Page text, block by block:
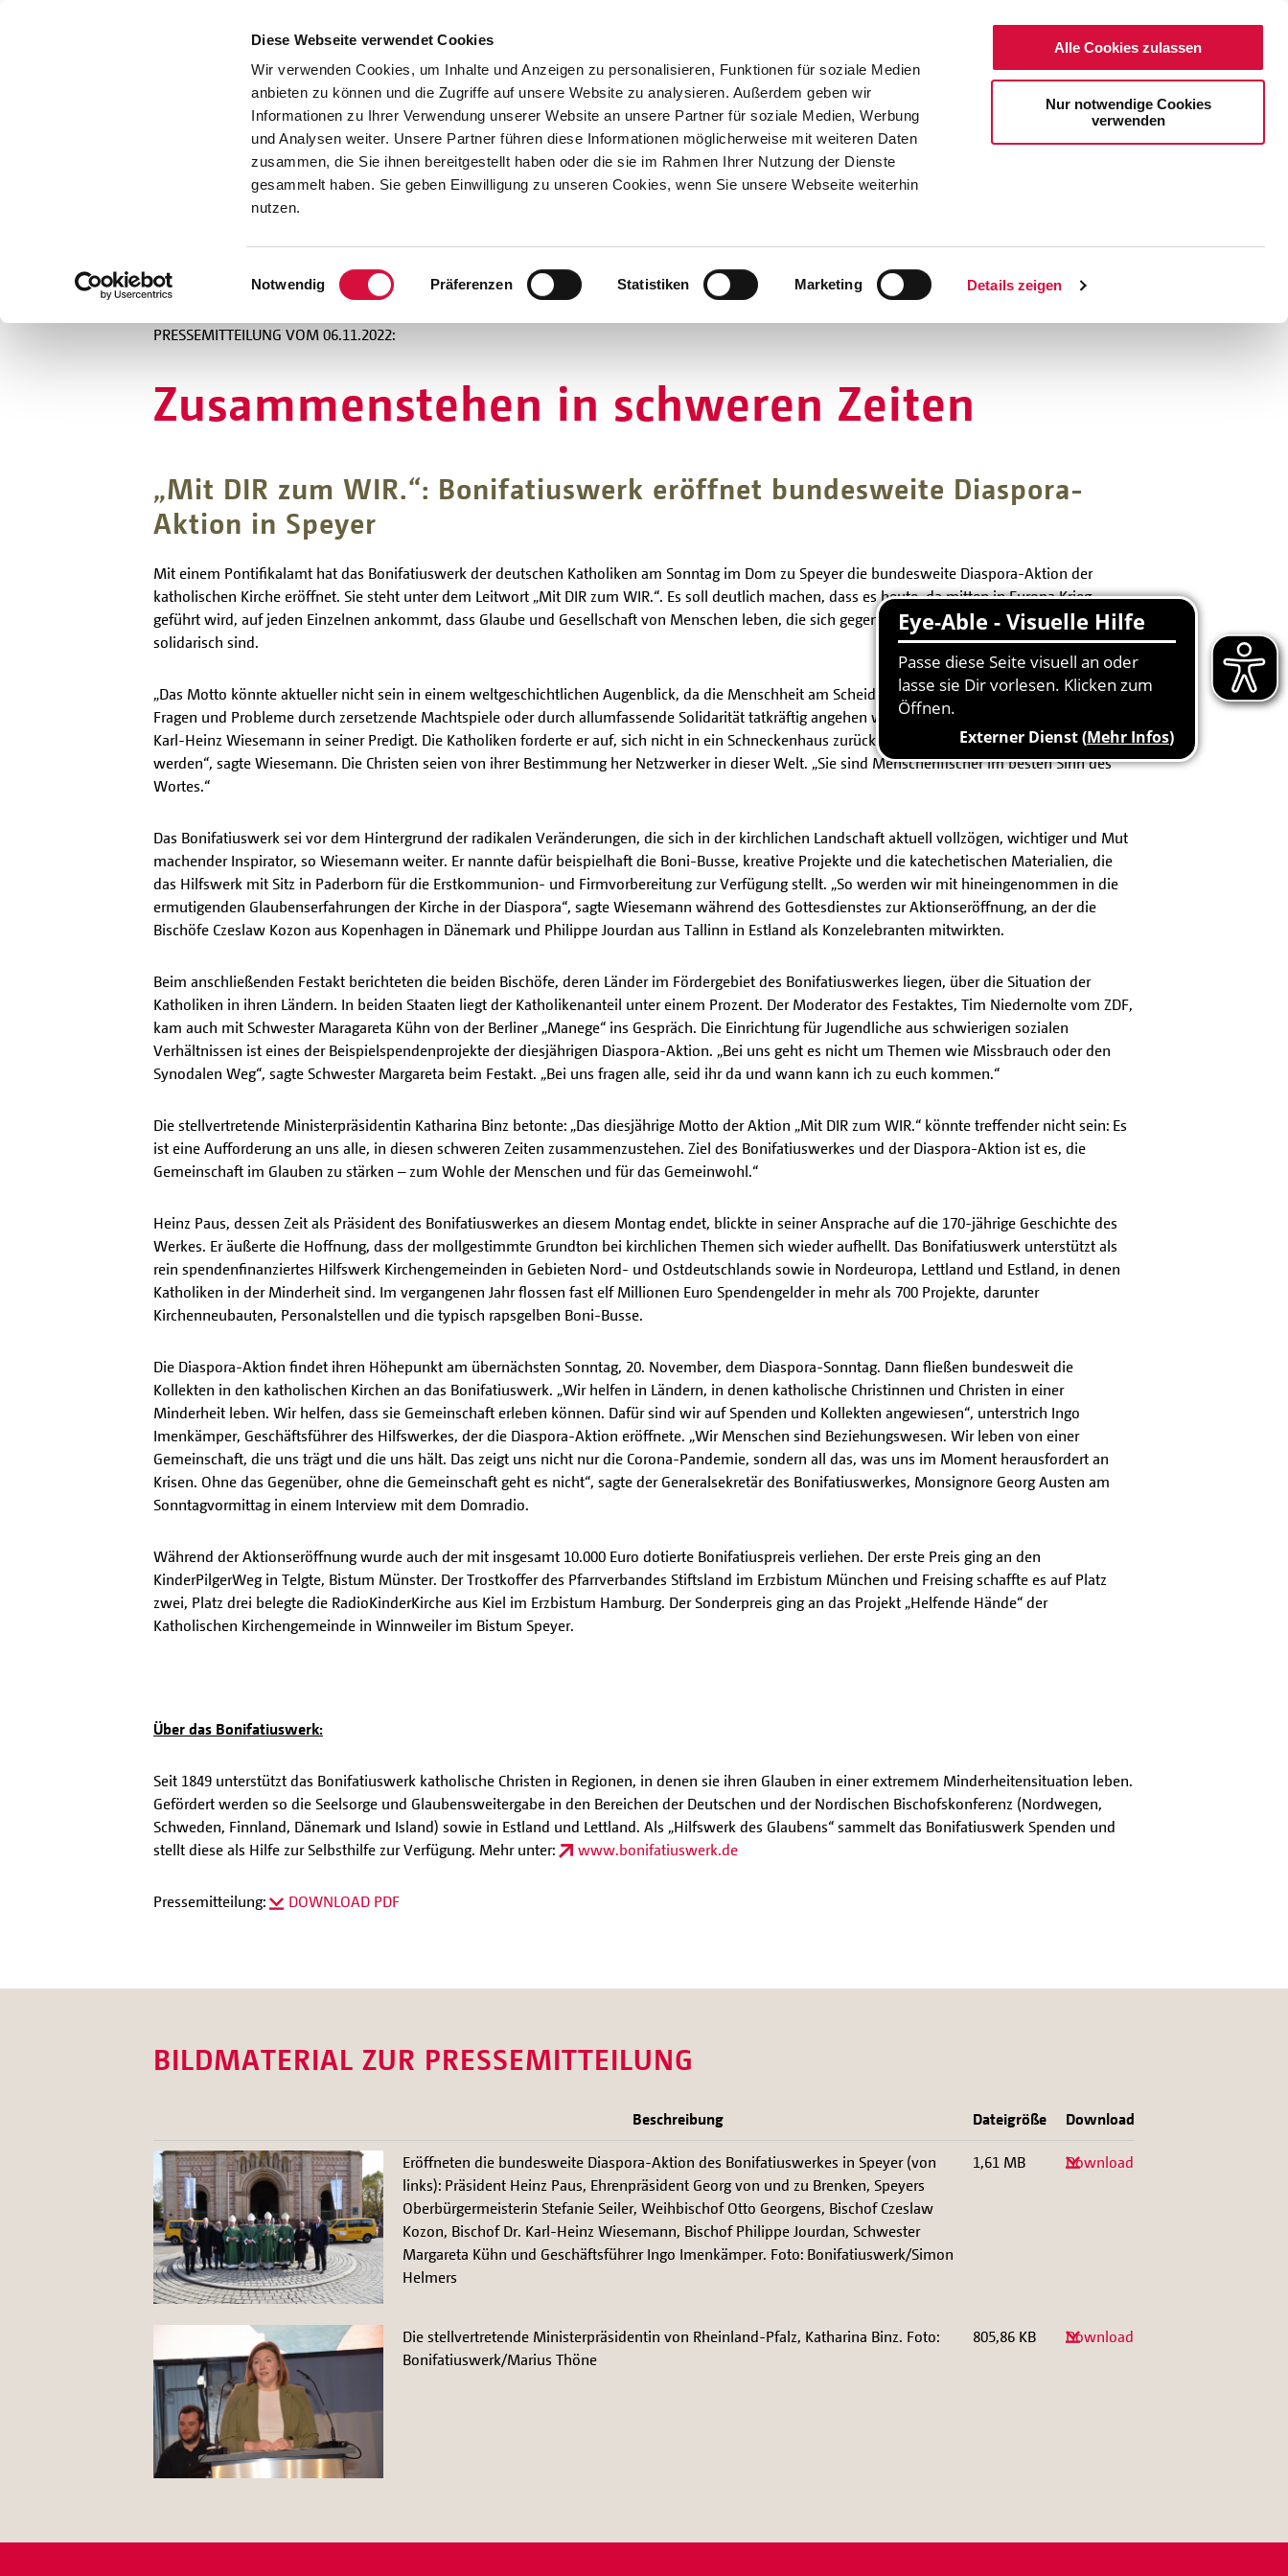
Diese Webseite verwendet Cookies
Wir verwenden Cookies, um Inhalte und Anzeigen zu personalisieren, Funktionen für soziale Medien
anbieten zu können und die Zugriffe auf unsere Website zu analysieren. Außerdem geben wir
Informationen zu Ihrer Verwendung unserer Website an unsere Partner für soziale Medien, Werbung
und Analysen weiter. Unsere Partner führen diese Informationen möglicherweise mit weiteren Daten
zusammen, die Sie ihnen bereitgestellt haben oder die sie im Rahmen Ihrer Nutzung der Dienste
gesammelt haben. Sie geben Einwilligung zu unseren Cookies, wenn Sie unsere Webseite weiterhin
nutzen.
Einwilligungsauswahl
Notwendig Präferenzen Statistiken Marketing Details zeigen
Alle Cookies zulassen
Nur notwendige Cookies
verwenden
Hilfen
Unterstützen
Projekte
PRESSEMITTEILUNG VOM 06.11.2022:
Zusammenstehen in schweren Zeiten
„Mit DIR zum WIR.“: Bonifatiuswerk eröffnet bundesweite Diaspora-
Aktion in Speyer
Mit einem Pontifikalamt hat das Bonifatiuswerk der deutschen Katholiken am Sonntag im Dom zu Speyer die bundesweite Diaspora-Aktion der
katholischen Kirche eröffnet. Sie steht unter dem Leitwort „Mit DIR zum WIR.“. Es soll deutlich machen, dass es heute, da mitten in Europa Krieg
geführt wird, auf jeden Einzelnen ankommt, dass Glaube und Gesellschaft von Menschen leben, die sich gegenseitig bestärken und untereinander
solidarisch sind.
„Das Motto könnte aktueller nicht sein in einem weltgeschichtlichen Augenblick, da die Menschheit am Scheideweg steht, ob sie die großen globalen
Fragen und Probleme durch zersetzende Machtspiele oder durch allumfassende Solidarität tatkräftig angehen will“, sagte der Speyerer Bischof Dr.
Karl-Heinz Wiesemann in seiner Predigt. Die Katholiken forderte er auf, sich nicht in ein Schneckenhaus zurückzuziehen. „Wir dürfen nicht zur Sekte
werden“, sagte Wiesemann. Die Christen seien von ihrer Bestimmung her Netzwerker in dieser Welt. „Sie sind Menschenfischer im besten Sinn des
Wortes.“
Das Bonifatiuswerk sei vor dem Hintergrund der radikalen Veränderungen, die sich in der kirchlichen Landschaft aktuell vollzögen, wichtiger und Mut
machender Inspirator, so Wiesemann weiter. Er nannte dafür beispielhaft die Boni-Busse, kreative Projekte und die katechetischen Materialien, die
das Hilfswerk mit Sitz in Paderborn für die Erstkommunion- und Firmvorbereitung zur Verfügung stellt. „So werden wir mit hineingenommen in die
ermutigenden Glaubenserfahrungen der Kirche in der Diaspora“, sagte Wiesemann während des Gottesdienstes zur Aktionseröffnung, an der die
Bischöfe Czeslaw Kozon aus Kopenhagen in Dänemark und Philippe Jourdan aus Tallinn in Estland als Konzelebranten mitwirkten.
Beim anschließenden Festakt berichteten die beiden Bischöfe, deren Länder im Fördergebiet des Bonifatiuswerkes liegen, über die Situation der
Katholiken in ihren Ländern. In beiden Staaten liegt der Katholikenanteil unter einem Prozent. Der Moderator des Festaktes, Tim Niedernolte vom ZDF,
kam auch mit Schwester Maragareta Kühn von der Berliner „Manege“ ins Gespräch. Die Einrichtung für Jugendliche aus schwierigen sozialen
Verhältnissen ist eines der Beispielspendenprojekte der diesjährigen Diaspora-Aktion. „Bei uns geht es nicht um Themen wie Missbrauch oder den
Synodalen Weg“, sagte Schwester Margareta beim Festakt. „Bei uns fragen alle, seid ihr da und wann kann ich zu euch kommen.“
Die stellvertretende Ministerpräsidentin Katharina Binz betonte: „Das diesjährige Motto der Aktion „Mit DIR zum WIR.“ könnte treffender nicht sein: Es
ist eine Aufforderung an uns alle, in diesen schweren Zeiten zusammenzustehen. Ziel des Bonifatiuswerkes und der Diaspora-Aktion ist es, die
Gemeinschaft im Glauben zu stärken – zum Wohle der Menschen und für das Gemeinwohl.“
Heinz Paus, dessen Zeit als Präsident des Bonifatiuswerkes an diesem Montag endet, blickte in seiner Ansprache auf die 170-jährige Geschichte des
Werkes. Er äußerte die Hoffnung, dass der mollgestimmte Grundton bei kirchlichen Themen sich wieder aufhellt. Das Bonifatiuswerk unterstützt als
rein spendenfinanziertes Hilfswerk Kirchengemeinden in Gebieten Nord- und Ostdeutschlands sowie in Nordeuropa, Lettland und Estland, in denen
Katholiken in der Minderheit sind. Im vergangenen Jahr flossen fast elf Millionen Euro Spendengelder in mehr als 700 Projekte, darunter
Kirchenneubauten, Personalstellen und die typisch rapsgelben Boni-Busse.
Die Diaspora-Aktion findet ihren Höhepunkt am übernächsten Sonntag, 20. November, dem Diaspora-Sonntag. Dann fließen bundesweit die
Kollekten in den katholischen Kirchen an das Bonifatiuswerk. „Wir helfen in Ländern, in denen katholische Christinnen und Christen in einer
Minderheit leben. Wir helfen, dass sie Gemeinschaft erleben können. Dafür sind wir auf Spenden und Kollekten angewiesen“, unterstrich Ingo
Imenkämper, Geschäftsführer des Hilfswerkes, der die Diaspora-Aktion eröffnete. „Wir Menschen sind Beziehungswesen. Wir leben von einer
Gemeinschaft, die uns trägt und die uns hält. Das zeigt uns nicht nur die Corona-Pandemie, sondern all das, was uns im Moment herausfordert an
Krisen. Ohne das Gegenüber, ohne die Gemeinschaft geht es nicht“, sagte der Generalsekretär des Bonifatiuswerkes, Monsignore Georg Austen am
Sonntagvormittag in einem Interview mit dem Domradio.
Während der Aktionseröffnung wurde auch der mit insgesamt 10.000 Euro dotierte Bonifatiuspreis verliehen. Der erste Preis ging an den
KinderPilgerWeg in Telgte, Bistum Münster. Der Trostkoffer des Pfarrverbandes Stiftsland im Erzbistum München und Freising schaffte es auf Platz
zwei, Platz drei belegte die RadioKinderKirche aus Kiel im Erzbistum Hamburg. Der Sonderpreis ging an das Projekt „Helfende Hände“ der
Katholischen Kirchengemeinde in Winnweiler im Bistum Speyer.
Über das Bonifatiuswerk:
Seit 1849 unterstützt das Bonifatiuswerk katholische Christen in Regionen, in denen sie ihren Glauben in einer extremem Minderheitensituation leben.
Gefördert werden so die Seelsorge und Glaubensweitergabe in den Bereichen der Deutschen und der Nordischen Bischofskonferenz (Nordwegen,
Schweden, Finnland, Dänemark und Island) sowie in Estland und Lettland. Als „Hilfswerk des Glaubens“ sammelt das Bonifatiuswerk Spenden und
stellt diese als Hilfe zur Selbsthilfe zur Verfügung. Mehr unter:
www.bonifatiuswerk.de
Pressemitteilung: DOWNLOAD PDF
BILDMATERIAL ZUR PRESSEMITTEILUNG
Beschreibung Dateigröße Download
Eröffneten die bundesweite Diaspora-Aktion des Bonifatiuswerkes in Speyer (von
links): Präsident Heinz Paus, Ehrenpräsident Georg von und zu Brenken, Speyers
Oberbürgermeisterin Stefanie Seiler, Weihbischof Otto Georgens, Bischof Czeslaw
Kozon, Bischof Dr. Karl-Heinz Wiesemann, Bischof Philippe Jourdan, Schwester
Margareta Kühn und Geschäftsführer Ingo Imenkämper. Foto: Bonifatiuswerk/Simon
Helmers
1,61 MB Download
Die stellvertretende Ministerpräsidentin von Rheinland-Pfalz, Katharina Binz. Foto:
Bonifatiuswerk/Marius Thöne
805,86 KB Download